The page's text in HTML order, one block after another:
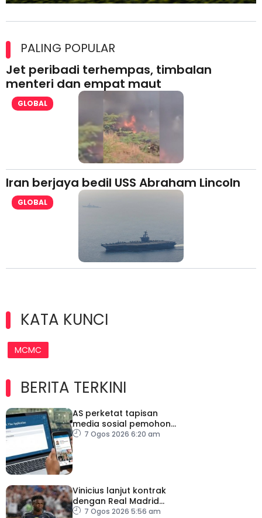
lesen separuh pertama 2026
PALING POPULAR
Jet peribadi terhempas, timbalan
menteri dan empat maut
GLOBAL
Iran berjaya bedil USS Abraham Lincoln
GLOBAL
KATA KUNCI
MCMC
BERITA TERKINI
AS perketat tapisan
media sosial pemohon
visa7 Ogos 2026 6:20 am
Vinicius lanjut kontrak
dengan Real Madrid
hingga 2032
7 Ogos 2026 5:56 am